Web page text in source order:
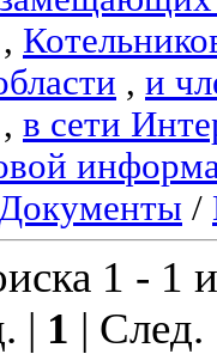
,
, и
, в сети
/
1 - 1
| 1 |